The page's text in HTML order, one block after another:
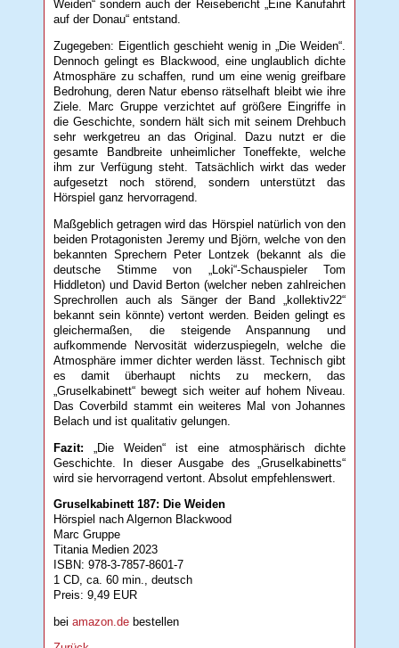
Weiden“ sondern auch der Reisebericht „Eine Kanufahrt
auf der Donau“ entstand.
Zugegeben: Eigentlich geschieht wenig in „Die Weiden“.
Dennoch gelingt es Blackwood, eine unglaublich dichte
Atmosphäre zu schaffen, rund um eine wenig greifbare
Bedrohung, deren Natur ebenso rätselhaft bleibt wie ihre
Ziele. Marc Gruppe verzichtet auf größere Eingriffe in
die Geschichte, sondern hält sich mit seinem Drehbuch
sehr werkgetreu an das Original. Dazu nutzt er die
gesamte Bandbreite unheimlicher Toneffekte, welche
ihm zur Verfügung steht. Tatsächlich wirkt das weder
aufgesetzt noch störend, sondern unterstützt das
Hörspiel ganz hervorragend.
Maßgeblich getragen wird das Hörspiel natürlich von den
beiden Protagonisten Jeremy und Björn, welche von den
bekannten Sprechern Peter Lontzek (bekannt als die
deutsche Stimme von „Loki“-Schauspieler Tom
Hiddleton) und David Berton (welcher neben zahlreichen
Sprechrollen auch als Sänger der Band „kollektiv22“
bekannt sein könnte) vertont werden. Beiden gelingt es
gleichermaßen, die steigende Anspannung und
aufkommende Nervosität widerzuspiegeln, welche die
Atmosphäre immer dichter werden lässt. Technisch gibt
es damit überhaupt nichts zu meckern, das
„Gruselkabinett“ bewegt sich weiter auf hohem Niveau.
Das Coverbild stammt ein weiteres Mal von Johannes
Belach und ist qualitativ gelungen.
Fazit: „Die Weiden“ ist eine atmosphärisch dichte
Geschichte. In dieser Ausgabe des „Gruselkabinetts“
wird sie hervorragend vertont. Absolut empfehlenswert.
Gruselkabinett 187: Die Weiden
Hörspiel nach Algernon Blackwood
Marc Gruppe
Titania Medien 2023
ISBN: 978-3-7857-8601-7
1 CD, ca. 60 min., deutsch
Preis: 9,49 EUR
beiamazon.de bestellen